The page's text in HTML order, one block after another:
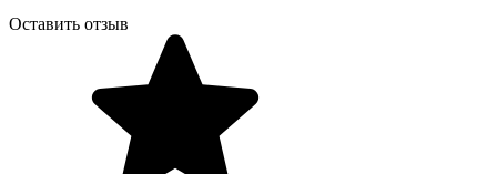
Оставить отзыв